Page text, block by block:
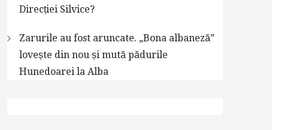
Direcției Silvice?
Zarurile au fost aruncate. „Bona albaneză”
lovește din nou și mută pădurile
Hunedoarei la Alba